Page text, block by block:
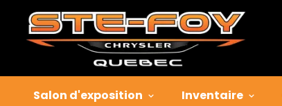
Salon d'exposition Inventaire